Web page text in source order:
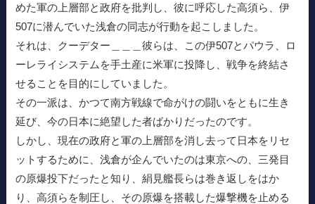
めた軍の上層部と政府を批判し、彼に呼応した高須ら、伊
507に潜んでいた浅倉の同志が行動を起こしました。
それは、クーデター＿＿＿彼らは、この伊507とパウラ、ロ
ーレライシステムを手土産に米軍に投降し、戦争を終結さ
せることを目的にしていました。
その一派は、かつて南方戦線で命がけの闘いをともに生き
延び、今の日本に絶望した者ばかりだったのです。
しかし、現在の政府と軍の上層部を消し去って日本をリセ
ットするために、浅倉が企んでいたのは東京への、三発目
の原爆投下だったと知り、絹見艦長らは巻き返しをはか
り、高須らを制圧し、その原爆を搭載した爆撃機を止める